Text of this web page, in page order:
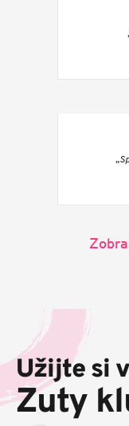
a
í
Užijte si
Zuty